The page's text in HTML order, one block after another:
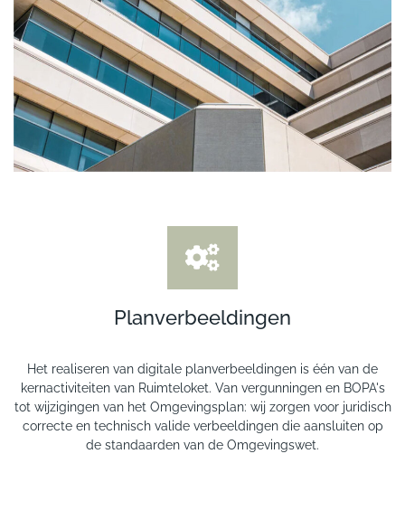
Planverbeeldingen
Het realiseren van digitale planverbeeldingen is één van de
kernactiviteiten van Ruimteloket. Van vergunningen en BOPA's
tot wijzigingen van het Omgevingsplan: wij zorgen voor juridisch
correcte en technisch valide verbeeldingen die aansluiten op
de standaarden van de Omgevingswet.